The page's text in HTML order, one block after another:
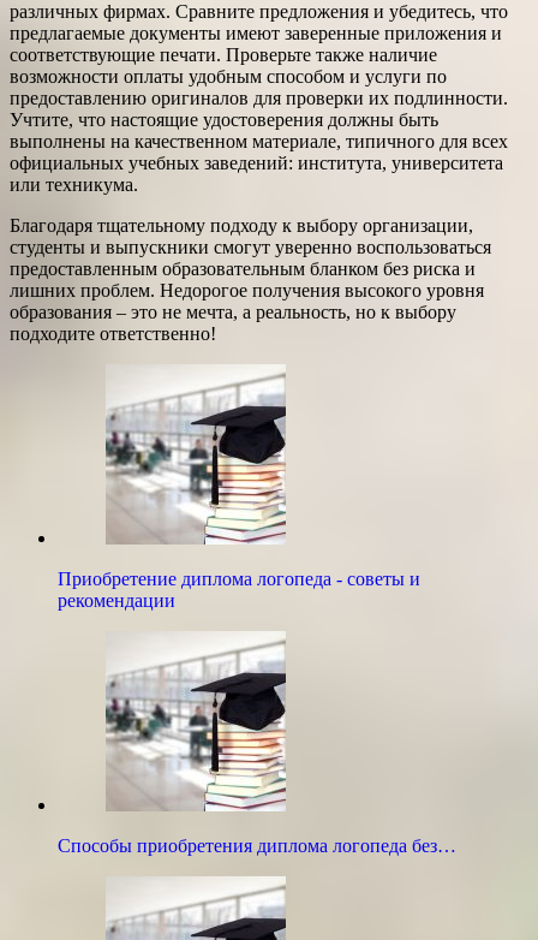
различных фирмах. Сравните предложения и убедитесь, что
предлагаемые документы имеют заверенные приложения и
соответствующие печати. Проверьте также наличие
возможности оплаты удобным способом и услуги по
предоставлению оригиналов для проверки их подлинности.
Учтите, что настоящие удостоверения должны быть
выполнены на качественном материале, типичного для всех
официальных учебных заведений: института, университета
или техникума.
Благодаря тщательному подходу к выбору организации,
студенты и выпускники смогут уверенно воспользоваться
предоставленным образовательным бланком без риска и
лишних проблем. Недорогое получения высокого уровня
образования – это не мечта, а реальность, но к выбору
подходите ответственно!
Приобретение диплома логопеда - советы и
рекомендации
Способы приобретения диплома логопеда без…